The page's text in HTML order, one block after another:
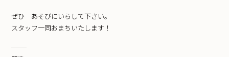
ぜひ あそびにいらして下さい。
スタッフ一同おまちいたします！